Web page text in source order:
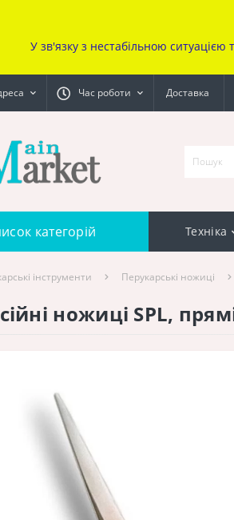
У зв'язку з нестабільною ситуацією
Час роботи Доставка
категорій Техніка
інструменти Перукарські ножиці
ножиці SPL,